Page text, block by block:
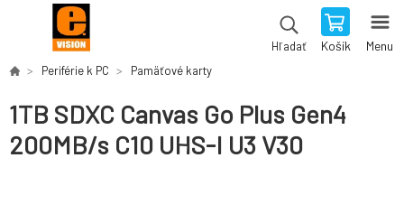
Hľadať Košík Menu
Periférie k PC Pamäťové karty
1TB SDXC Canvas Go Plus Gen4
200MB/s C10 UHS-I U3 V30